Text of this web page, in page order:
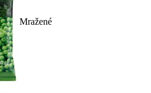
Mražené